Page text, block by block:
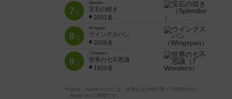
7位
Splendor
宝石の煌き
2031名
8位
Wingspan
ウイングスパン
2006名
9位
7 Wonders
世界の七不思議
1920名
※Apple、Apple のロゴ は、米国および他の国々で登録された
Apple Inc.の商標です。